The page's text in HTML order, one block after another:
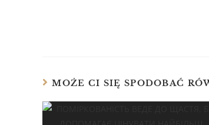
MOŻE CI SIĘ SPODOBAĆ